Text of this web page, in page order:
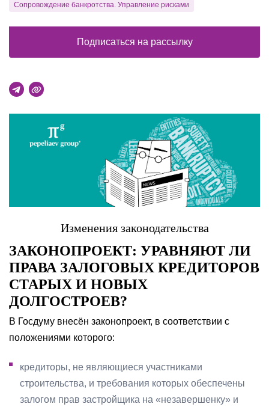
Изменения законодательства
ЗАКОНОПРОЕКТ: УРАВНЯЮТ ЛИ
ПРАВА ЗАЛОГОВЫХ КРЕДИТОРОВ
СТАРЫХ И НОВЫХ
ДОЛГОСТРОЕВ?
В Госдуму внесён законопроект, в соответствии с
положениями которого:
кредиторы, не являющиеся участниками
строительства, и требования которых обеспечены
залогом прав застройщика на «незавершенку» и
Сопровождение банкротства. Управление рисками
Подписаться на рассылку